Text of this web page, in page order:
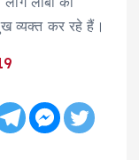
व्यक्त कर रहे हैं।